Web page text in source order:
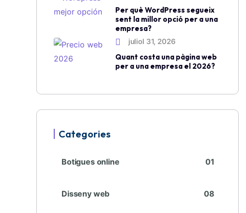
Per què WordPress segueix
sent la millor opció per a una
empresa?
juliol 31, 2026
Quant costa una pàgina web
per a una empresa el 2026?
Categories
Botigues online 01
Disseny web 08